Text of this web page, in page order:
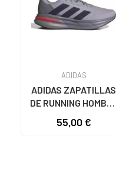
ADIDAS
ADIDAS ZAPATILLAS
DE RUNNING HOMBRE
GRIS VARIOS
55,00 €